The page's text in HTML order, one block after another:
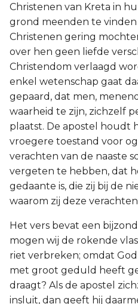
Christenen van Kreta in
grond meenden te vinden
Christenen gering
over hen geen liefde
Christendom verlaagd
enkel wetenschap gaat
gepaard, dat men,
waarheid te zijn, zichzelf
plaatst. De apostel houdt
vroegere toestand voor
verachten van de naaste
vergeten te hebben, dat
gedaante is, die zij bij de
waarom zij deze
Het vers bevat een
mogen wij de rokende
riet verbreken; omdat
met groot geduld heeft
draagt? Als de apostel
insluit, dan geeft hij